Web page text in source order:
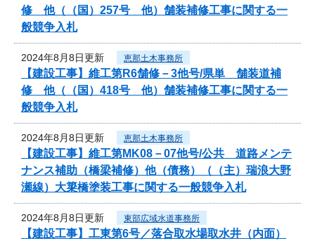
修 他（（国）257号 他）舗装補修工事に関する一
般競争入札
2024年8月8日更新 恵那土木事務所
【建設工事】維工第R6舗修－3他号/県単 舗装道補
修 他（（国）418号 他）舗装補修工事に関する一
般競争入札
2024年8月8日更新 恵那土木事務所
【建設工事】維工第MK08－07他号/公共 道路メンテ
ナンス補助（橋梁補修）他（債務）（（主）瑞浪大野
瀬線）大簗橋塗装工事に関する一般競争入札
2024年8月8日更新 東部広域水道事務所
【建設工事】工東第6号／落合取水場取水井（内面）